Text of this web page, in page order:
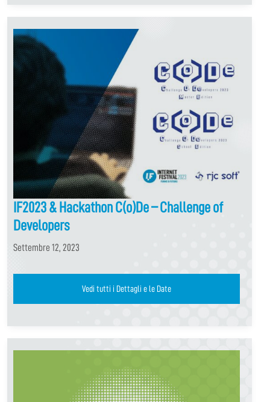
IF2023 & Hackathon C(o)De – Challenge of
Developers
Settembre 12, 2023
Vedi tutti i Dettagli e le Date